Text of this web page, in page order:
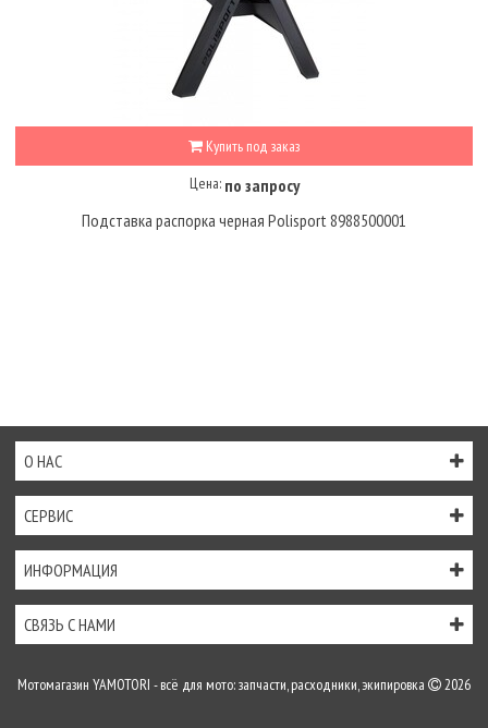
Купить под заказ
Цена: по запросу
Подставка распорка черная Polisport 8988500001
О НАС
СЕРВИС
ИНФОРМАЦИЯ
СВЯЗЬ С НАМИ
Мотомагазин YAMOTORI - всё для мото: запчасти, расходники, экипировка 2026